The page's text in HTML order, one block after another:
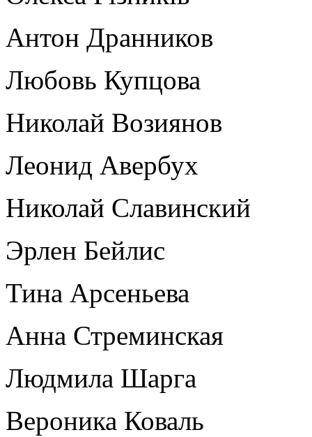
Антон Дранников
Любовь Купцова
Николай Возиянов
Леонид Авербух
Николай Славинский
Эрлен Бейлис
Тина Арсеньева
Анна Стреминская
Людмила Шарга
Вероника Коваль